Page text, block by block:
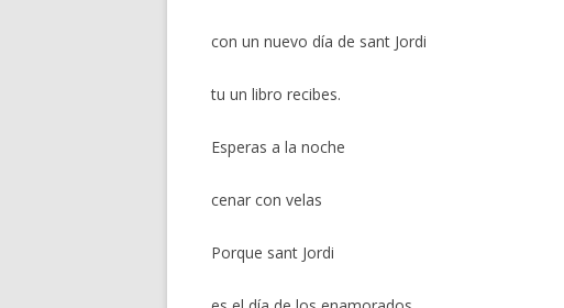
con un nuevo día de sant Jordi
tu un libro recibes.
Esperas a la noche
cenar con velas
Porque sant Jordi